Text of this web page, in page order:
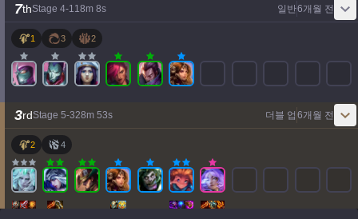
7thStage 4-118m 8s 일반6개월 전
1 3 2
3rdStage 5-328m 53s 더블 업 6개월 전
2 4